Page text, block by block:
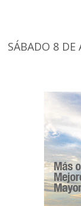
SÁBADO 8 DE